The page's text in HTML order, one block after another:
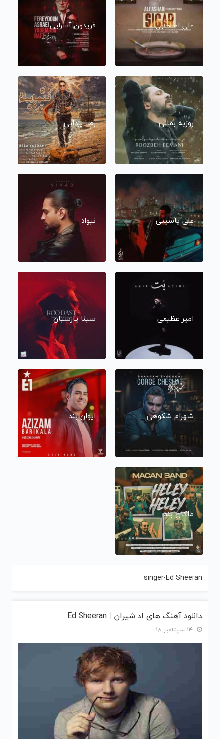
علی اصحابی فریدون آسرایی
روزبه بمانی رضا یزدانی
علی یاسینی نیواد
امیر عظیمی سینا پارسیان
شهرام شکوهی ایوان بند
ماکان بند
singer-Ed Sheeran
دانلود آهنگ های اد شیران | Ed Sheeran